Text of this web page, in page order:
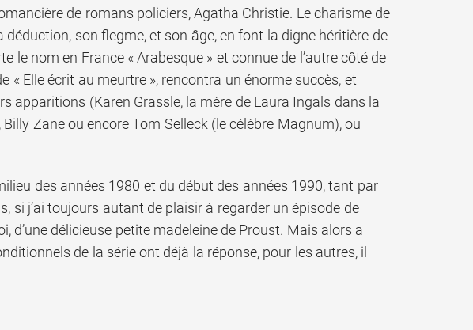
de romans policiers, Agatha Christie. Le charisme de
son flegme, et son âge, en font la digne héritière de
le nom en France « Arabesque » et connue de l’autre côté de
« Elle écrit au meurtre », rencontra un énorme succès, et
apparitions (Karen Grassle, la mère de Laura Ingals dans la
Zane ou encore Tom Selleck (le célèbre Magnum), ou
des années 1980 et du début des années 1990, tant par
si j’ai toujours autant de plaisir à regarder un épisode de
d’une délicieuse petite madeleine de Proust. Mais alors a
de la série ont déjà la réponse, pour les autres, il